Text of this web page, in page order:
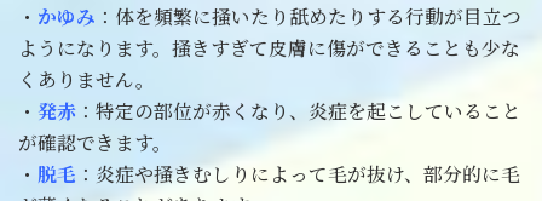
・ かゆみ ：体を頻繁に掻いたり舐めたりする行動が目立つ
ようになります。掻きすぎて皮膚に傷ができることも少な
くありません。
・ 発赤 ：特定の部位が赤くなり、炎症を起こしていること
が確認できます。
・ 脱毛 ：炎症や掻きむしりによって毛が抜け、部分的に毛